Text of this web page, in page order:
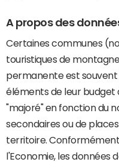
A propos des
Certaines communes
touristiques de
permanente est
éléments de leur
"majoré" en fonction du
secondaires ou de
territoire.
l'Economie, les données